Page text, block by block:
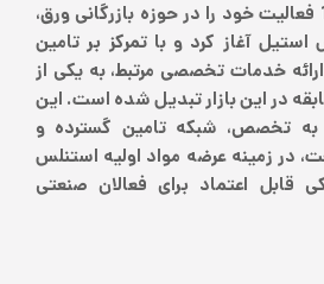
استیل رخ از سال 1386 فعالیت خود را در حوزه بازرگانی ورق،
آغاز کرد و با تمرکز بر تامین
خدمات تخصصی مرتبط، به یکی از
در این بازار تبدیل شده است. این
به تخصص، شبکه تامین گسترده و
در زمینه عرضه مواد اولیه استنلس
قابل اعتماد برای فعالان صنعتی